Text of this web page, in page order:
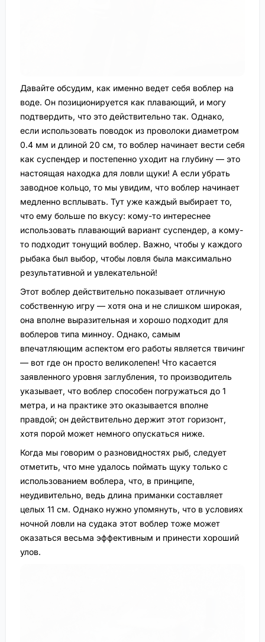
Давайте обсудим, как именно ведет себя воблер на
воде. Он позиционируется как плавающий, и могу
подтвердить, что это действительно так. Однако,
если использовать поводок из проволоки диаметром
0.4 мм и длиной 20 см, то воблер начинает вести себя
как суспендер и постепенно уходит на глубину — это
настоящая находка для ловли щуки! А если убрать
заводное кольцо, то мы увидим, что воблер начинает
медленно всплывать. Тут уже каждый выбирает то,
что ему больше по вкусу: кому-то интереснее
использовать плавающий вариант суспендер, а кому-
то подходит тонущий воблер. Важно, чтобы у каждого
рыбака был выбор, чтобы ловля была максимально
результативной и увлекательной!
Этот воблер действительно показывает отличную
собственную игру — хотя она и не слишком широкая,
она вполне выразительная и хорошо подходит для
воблеров типа минноу. Однако, самым
впечатляющим аспектом его работы является твичинг
— вот где он просто великолепен! Что касается
заявленного уровня заглубления, то производитель
указывает, что воблер способен погружаться до 1
метра, и на практике это оказывается вполне
правдой; он действительно держит этот горизонт,
хотя порой может немного опускаться ниже.
Когда мы говорим о разновидностях рыб, следует
отметить, что мне удалось поймать щуку только с
использованием воблера, что, в принципе,
неудивительно, ведь длина приманки составляет
целых 11 см. Однако нужно упомянуть, что в условиях
ночной ловли на судака этот воблер тоже может
оказаться весьма эффективным и принести хороший
улов.